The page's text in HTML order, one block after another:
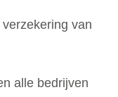
van
alle bedrijven